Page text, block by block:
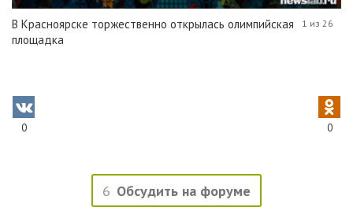
В Красноярске торжественно открылась олимпийская
площадка
1 из 26
0 0
6 Обсудить на форуме